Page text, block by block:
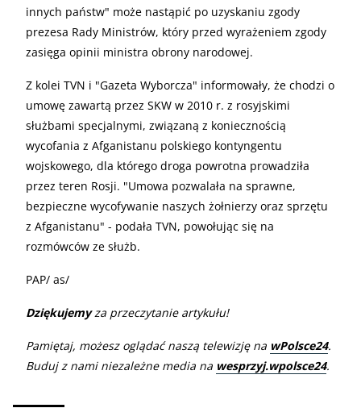
innych państw" może nastąpić po uzyskaniu zgody
prezesa Rady Ministrów, który przed wyrażeniem zgody
zasięga opinii ministra obrony narodowej.
Z kolei TVN i "Gazeta Wyborcza" informowały, że chodzi o
umowę zawartą przez SKW w 2010 r. z rosyjskimi
służbami specjalnymi, związaną z koniecznością
wycofania z Afganistanu polskiego kontyngentu
wojskowego, dla którego droga powrotna prowadziła
przez teren Rosji. "Umowa pozwalała na sprawne,
bezpieczne wycofywanie naszych żołnierzy oraz sprzętu
z Afganistanu" - podała TVN, powołując się na
rozmówców ze służb.
PAP/ as/
Dziękujemyza przeczytanie artykułu!
Pamiętaj, możesz oglądać naszą telewizję na wPolsce24.
Buduj z nami niezależne media na wesprzyj.wpolsce24.